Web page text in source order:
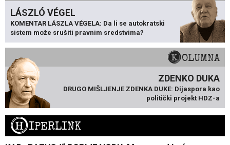
LÁSZLÓ VÉGEL
KOMENTAR LÁSZLA VÉGELA: Da li se autokratski
sistem može srušiti pravnim sredstvima?
KOLUMNA
ZDENKO DUKA
DRUGO MIŠLJENJE ZDENKA DUKE: Dijaspora kao
politički projekt HDZ-a
HIPERLINK